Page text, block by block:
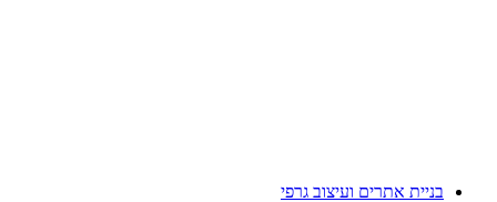
בניית אתרים ועיצוב גרפי